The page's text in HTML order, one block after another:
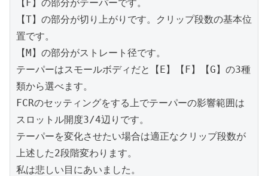
【F】の部分がテーパーです。
【T】の部分が切り上がりです。クリップ段数の基本位
置です。
【M】の部分がストレート径です。
テーパーはスモールボディだと【E】【F】【G】の3種
類から選べます。
FCRのセッティングをする上でテーパーの影響範囲は
スロットル開度3/4辺りです。
テーパーを変化させたい場合は適正なクリップ段数が
上述した2段階変わります。
私は悲しい目にあいました。